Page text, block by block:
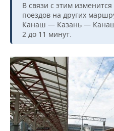
ФИГУРНОЕ КАТАНИЕ
ВОДНЫЕ ВИДЫ СПОРТА
ХОККЕЙ С МЯЧОМ
МЕДИЦИНА
ОБРАЗОВАНИЕ
ПРОИСШЕСТВИЯ
В связи с этим
поездов на других
Канаш — Казань —
2 до 11 минут.